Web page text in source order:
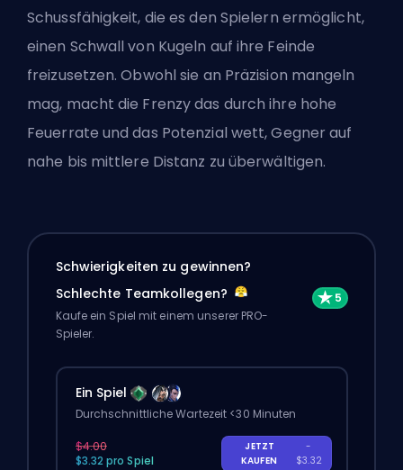
Schussfähigkeit, die es den Spielern ermöglicht,
einen Schwall von Kugeln auf ihre Feinde
freizusetzen. Obwohl sie an Präzision mangeln
mag, macht die Frenzy das durch ihre hohe
Feuerrate und das Potenzial wett, Gegner auf
nahe bis mittlere Distanz zu überwältigen.
Schwierigkeiten zu gewinnen?
Schlechte Teamkollegen?
Kaufe ein Spiel mit einem unserer PRO-
Spieler.
Ein Spiel
Durchschnittliche Wartezeit <30 Minuten
$4.00
$3.32 pro Spiel
JETZT
KAUFEN
-
$3.32